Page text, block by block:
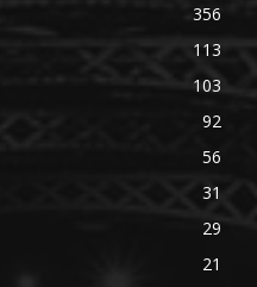
356
113
103
92
56
31
29
21